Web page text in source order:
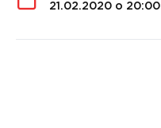
21.02.2020 о 20:00